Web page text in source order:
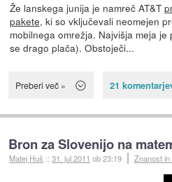
Že lanskega junija je namreč AT&T
pakete, ki so vključevali neomejen
mobilnega omrežja. Najvišja meja
se drago plača). Obstoječi...
Preberi več » 21
Bron za Slovenijo na
Matej Huš ::31. jul 2011 ob 23:19 Znanost in